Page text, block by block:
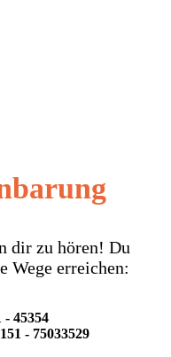
dir zu hören! Du
Wege erreichen:
- 45354
- 75033529